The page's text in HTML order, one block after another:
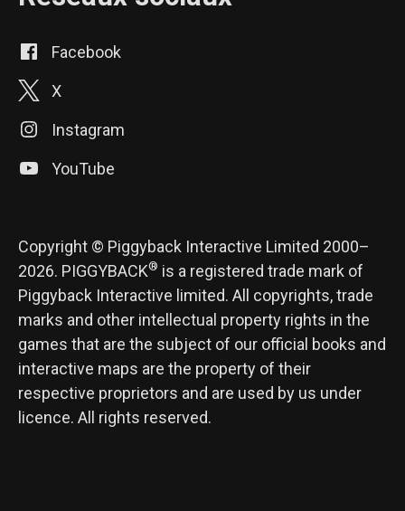
Facebook
X
Instagram
YouTube
Copyright © Piggyback Interactive Limited 2000–
2026. PIGGYBACK® is a registered trade mark of
Piggyback Interactive limited. All copyrights, trade
marks and other intellectual property rights in the
games that are the subject of our official books and
interactive maps are the property of their
respective proprietors and are used by us under
licence. All rights reserved.